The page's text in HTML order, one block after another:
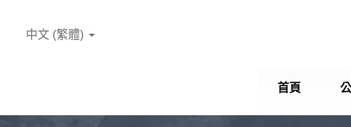
首頁
中文 (繁體)